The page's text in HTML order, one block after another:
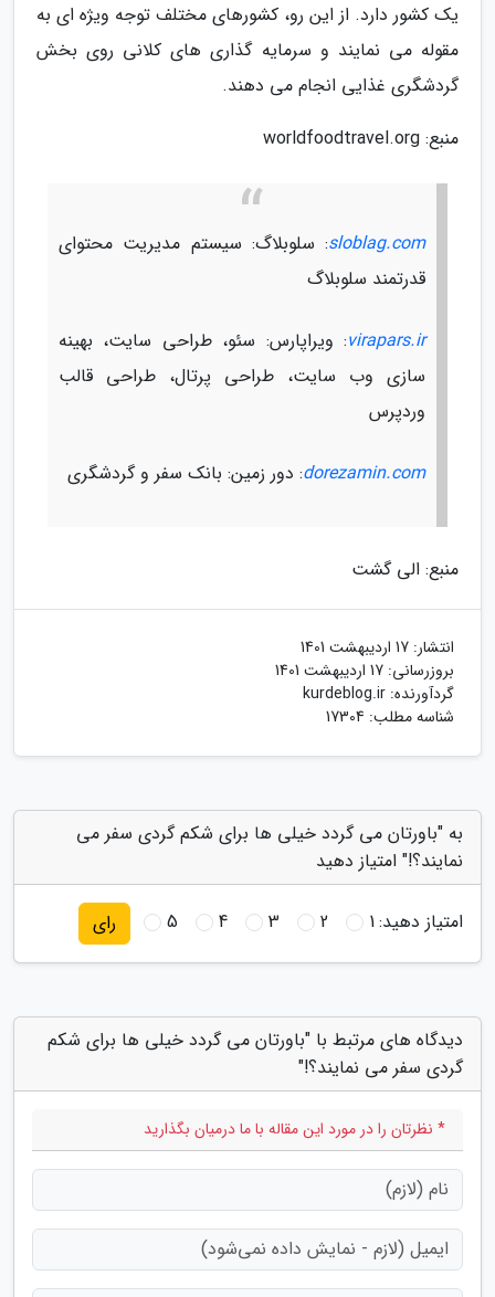
یک کشور دارد. از این رو، کشورهای مختلف توجه ویژه ای به
مقوله می نمایند و سرمایه گذاری های کلانی روی بخش
گردشگری غذایی انجام می دهند.
منبع: worldfoodtravel.org
sloblag.com: سلوبلاگ: سیستم مدیریت محتوای
قدرتمند سلوبلاگ
virapars.ir: ویراپارس: سئو، طراحی سایت، بهینه
سازی وب سایت، طراحی پرتال، طراحی قالب
وردپرس
dorezamin.com: دور زمین: بانک سفر و گردشگری
منبع: الی گشت
انتشار: 17 اردیبهشت 1401
بروزرسانی: 17 اردیبهشت 1401
گردآورنده: kurdeblog.ir
شناسه مطلب: 17304
به "باورتان می گردد خیلی ها برای شکم گردی سفر می
نمایند؟!" امتیاز دهید
امتیاز دهید:1
2
3
4
5 رای
دیدگاه های مرتبط با "باورتان می گردد خیلی ها برای شکم
گردی سفر می نمایند؟!"
* نظرتان را در مورد این مقاله با ما درمیان بگذارید